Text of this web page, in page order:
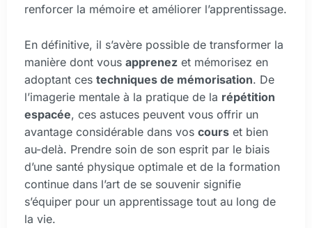
renforcer la mémoire et améliorer l’apprentissage.
En définitive, il s’avère possible de transformer la
manière dont vous apprenez et mémorisez en
adoptant ces techniques de mémorisation. De
l’imagerie mentale à la pratique de la répétition
espacée, ces astuces peuvent vous offrir un
avantage considérable dans vos cours et bien
au-delà. Prendre soin de son esprit par le biais
d’une santé physique optimale et de la formation
continue dans l’art de se souvenir signifie
s’équiper pour un apprentissage tout au long de
la vie.